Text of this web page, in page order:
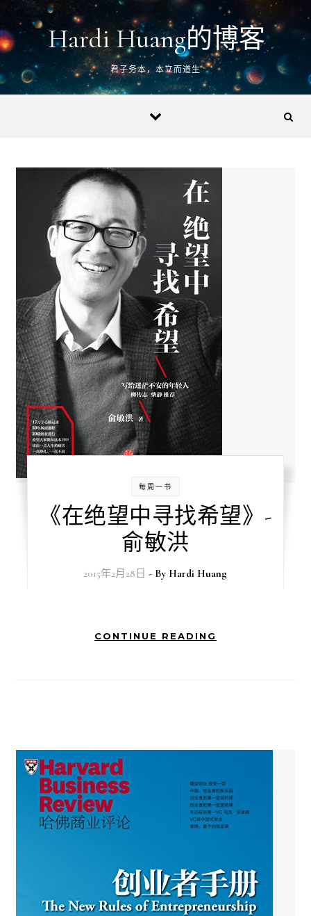
Skip to content
Hardi Huang的博客
君子务本，本立而道生
每周一书
《在绝望中寻找希望》-
俞敏洪
2015年2月28日 - By Hardi Huang
CONTINUE READING